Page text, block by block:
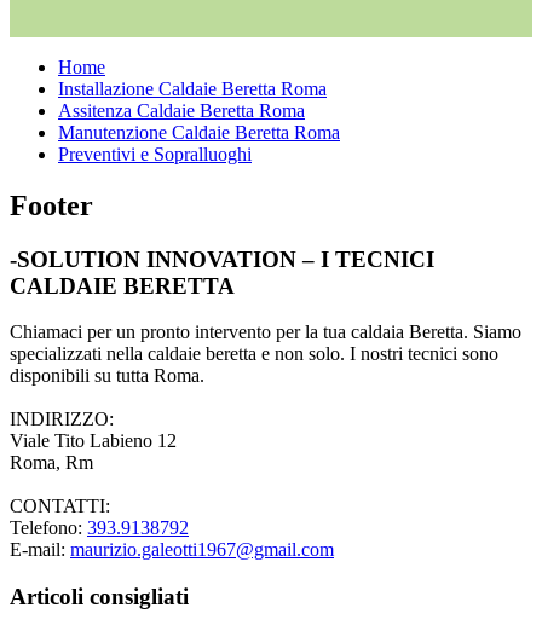
Home
Installazione Caldaie Beretta Roma
Assitenza Caldaie Beretta Roma
Manutenzione Caldaie Beretta Roma
Preventivi e Sopralluoghi
Footer
-SOLUTION INNOVATION – I TECNICI
CALDAIE BERETTA
Chiamaci per un pronto intervento per la tua caldaia Beretta. Siamo
specializzati nella caldaie beretta e non solo. I nostri tecnici sono
disponibili su tutta Roma.
INDIRIZZO:
Viale Tito Labieno 12
Roma, Rm
CONTATTI:
Telefono: 393.9138792
E-mail: maurizio.galeotti1967@gmail.com
Articoli consigliati